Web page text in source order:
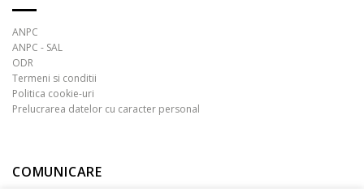
ANPC
ANPC - SAL
ODR
Termeni si conditii
Politica cookie-uri
Prelucrarea datelor cu caracter personal
COMUNICARE